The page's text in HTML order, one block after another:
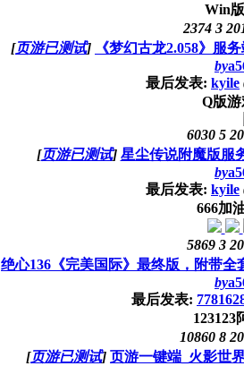
Win
2374 3
[页游已测试]
《梦幻古龙2.058》服
by
最后发表: kyile
Q版
6030 5
[页游已测试] 星尘传说附魔版服
by
最后发表: kyile
666加
5869 3
绝心136《完美国际》最终版，附带
by
最后发表:
123123
10860 8
[页游已测试] 页游一键端_火影世